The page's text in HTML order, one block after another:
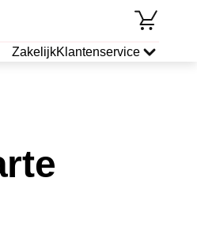
ZakelijkKlantenservice